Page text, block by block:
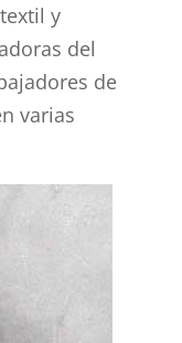
y
del
de
varias